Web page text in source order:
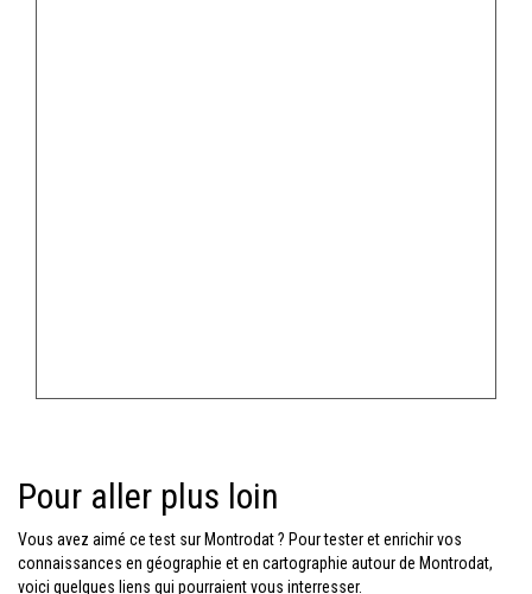
Pour aller plus loin
Vous avez aimé ce test sur Montrodat ? Pour tester et enrichir vos
connaissances en géographie et en cartographie autour de Montrodat,
voici quelques liens qui pourraient vous interresser.